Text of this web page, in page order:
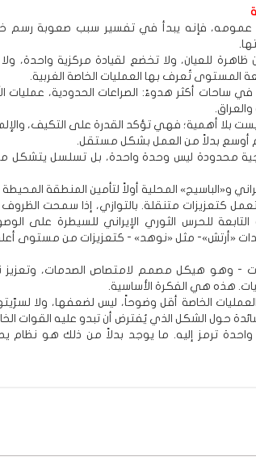
عمومه، فإنه يبدأ في تفسير سبب صعوبة رسم
للعيان، ولا تخضع لقيادة مركزية واحدة،
المستوى تُعرف بها العمليات الخاصة الغربية.
ساحات أكثر هدوءً: الصراعات الحدودية، عمليات
بلا أهمية؛ فهي تؤكد القدرة على التكيف،
أوسع بدلاً من العمل بشكل مستقل.
محدودة ليس وحدة واحدة، بل تسلسل يتشكل
و«الباسيج» المحلية أولاً لتأمين المنطقة المحيطة
كتعزيزات متنقلة. بالتوازي، إذا سمحت الظروف
التابعة للحرس الثوري الإيراني للسيطرة على
«أرتش»- مثل «نوهد» - كتعزيزات من مستوى
- وهو هيكل مصمم لامتصاص الصدمات، وتعزيز
هذه هي الفكرة الأساسية.
الخاصة أقل وضوحاً، ليس لضعفها، ولا
حول الشكل الذي يُفترض أن تبدو عليه القوات
واحدة ترمز إليه. ما يوجد بدلاً من ذلك هو نظام